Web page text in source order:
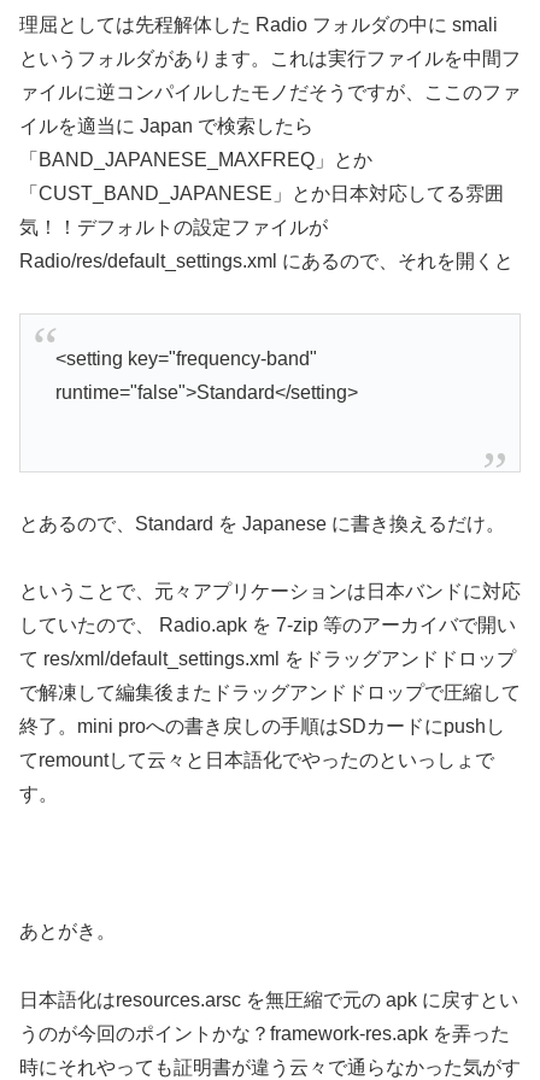
name="fmradio_strings_flightmode_on_txt">フラ
イトモードでFMラジオは使用できません。
</string>
<string
name="fmradio_strings_permission_label_txt">Re
quired to send pause intent to FM Radio.</string>
</resources>
日本語化は以上。だがしかし、せっかく日本語化してもこ
のFMラジオは標準では周波数が日本バンドに対応してい
の少ない方法がありました)。
理屈としては先程解体した Radio フォルダの中に smali
というフォルダがあります。これは実行ファイルを中間フ
ァイルに逆コンパイルしたモノだそうですが、ここのファ
イルを適当に Japan で検索したら
「BAND_JAPANESE_MAXFREQ」とか
「CUST_BAND_JAPANESE」とか日本対応してる雰囲
気！！デフォルトの設定ファイルが